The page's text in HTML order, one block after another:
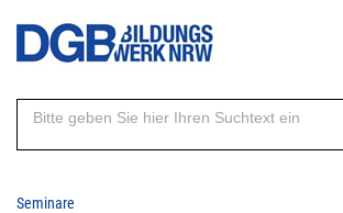
Direkt
Inhalt
Seminare